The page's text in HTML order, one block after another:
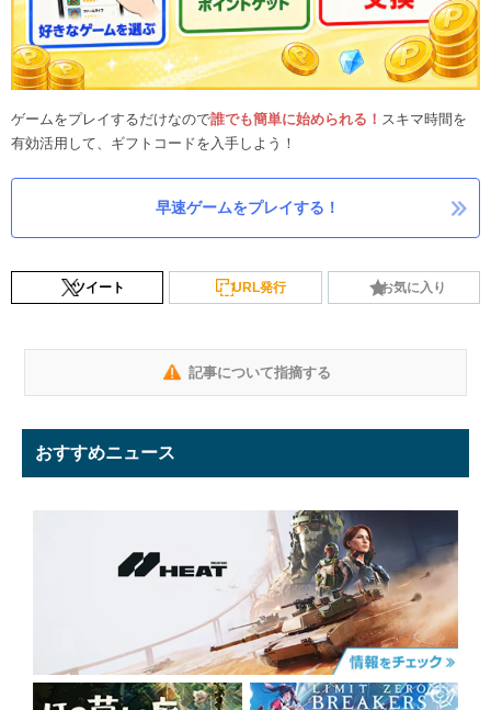
ゲームをプレイするだけなので誰でも簡単に始められる！ スキマ時間を
有効活用して、ギフトコードを入手しよう！
早速ゲームをプレイする！
ツイート URL発行 お気に入り
記事について指摘する
おすすめニュース